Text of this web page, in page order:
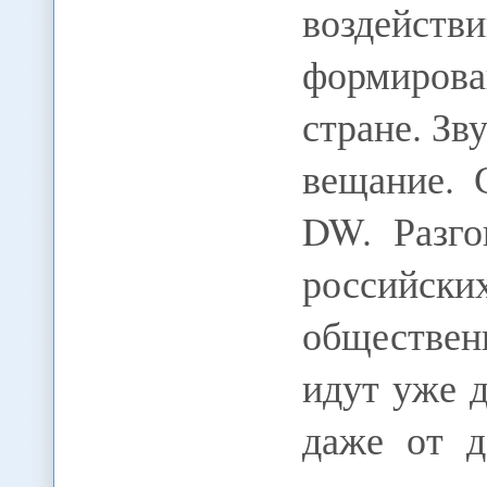
стране.
вещание.
DW.
идут уже
даже от